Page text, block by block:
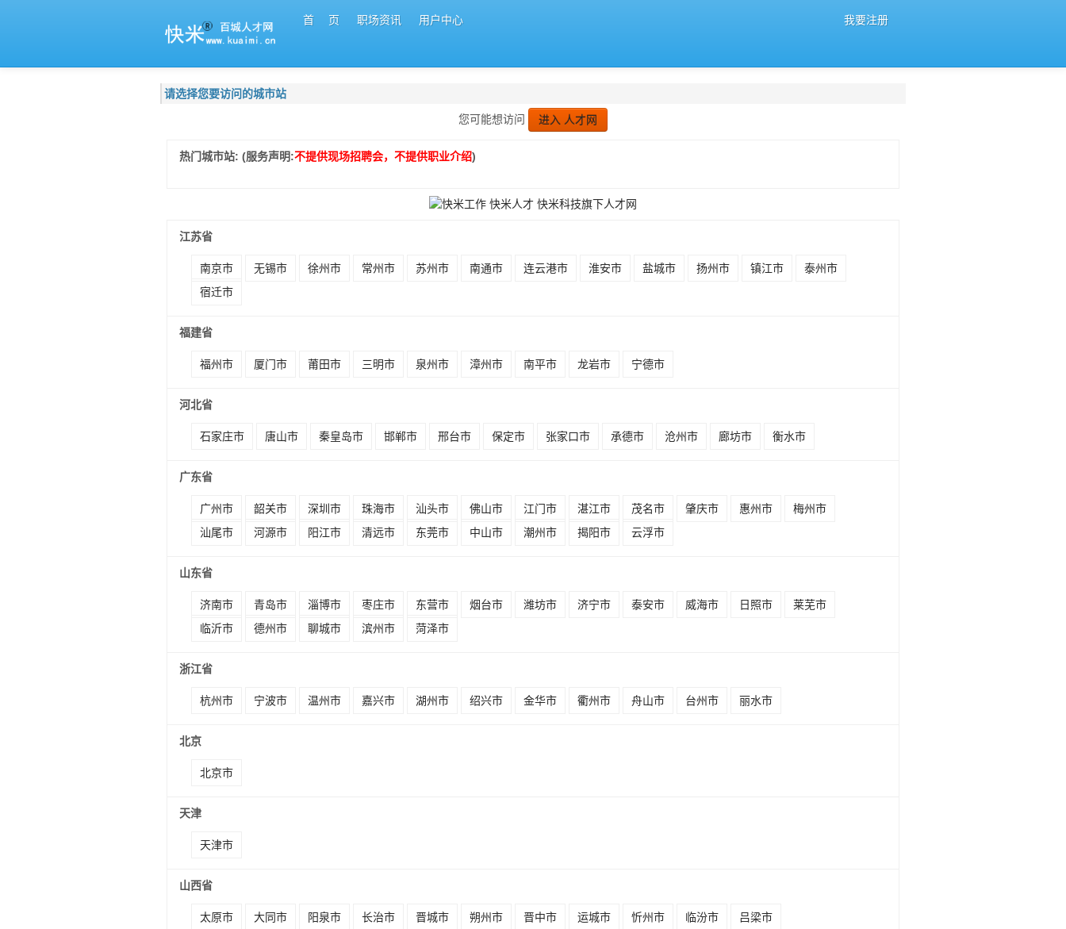
首 页 职场资讯 用户中心 我要注册
请选择您要访问的城市站
您可能想访问
进入 人才网
热门城市站: (服务声明:不提供现场招聘会，不提供职业介绍)
江苏省
南京市 无锡市 徐州市 常州市 苏州市 南通市 连云港市 淮安市 盐城市 扬州市 镇江市
泰州市
宿迁市
福建省
福州市 厦门市 莆田市 三明市 泉州市 漳州市 南平市 龙岩市 宁德市
河北省
石家庄市 唐山市 秦皇岛市 邯郸市 邢台市 保定市 张家口市 承德市 沧州市 廊坊市 衡水市
广东省
广州市 韶关市 深圳市 珠海市 汕头市 佛山市 江门市 湛江市 茂名市 肇庆市 惠州市
梅州市
汕尾市
河源市 阳江市 清远市 东莞市 中山市 潮州市 揭阳市 云浮市
山东省
济南市 青岛市 淄博市 枣庄市 东营市 烟台市 潍坊市 济宁市 泰安市 威海市 日照市
莱芜市
临沂市
德州市 聊城市 滨州市 菏泽市
浙江省
杭州市 宁波市 温州市 嘉兴市 湖州市 绍兴市 金华市 衢州市 舟山市 台州市 丽水市
北京
北京市
天津
天津市
山西省
太原市 大同市 阳泉市 长治市 晋城市 朔州市 晋中市 运城市 忻州市 临汾市 吕梁市